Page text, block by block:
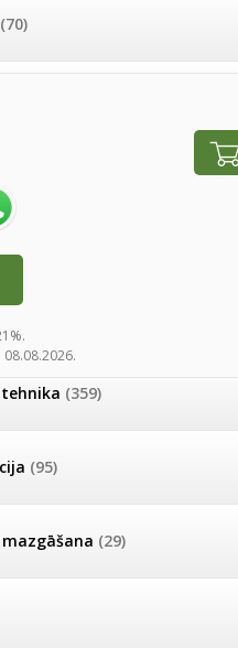
(70)
(359)
(95)
(29)
AKCIJAS komplekts -
MID MOWER +
HST 26
Ikmēneša maksājums var